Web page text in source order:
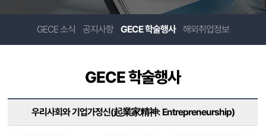
GECE 소식 공지사항 GECE 학술행사 해외취업정보
GECE 학술행사
우리사회와 기업가정신(起業家精神: Entrepreneurship)